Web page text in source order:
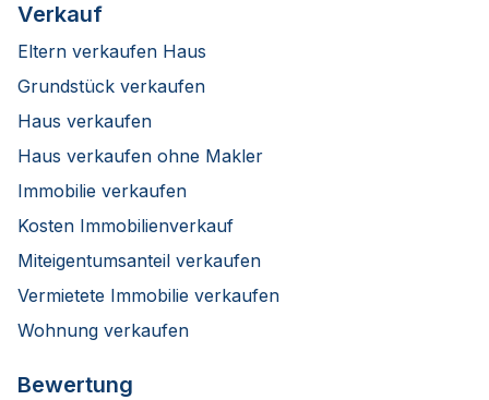
Verkauf
Eltern verkaufen Haus
Grundstück verkaufen
Haus verkaufen
Haus verkaufen ohne Makler
Immobilie verkaufen
Kosten Immobilienverkauf
Miteigentumsanteil verkaufen
Vermietete Immobilie verkaufen
Wohnung verkaufen
Bewertung